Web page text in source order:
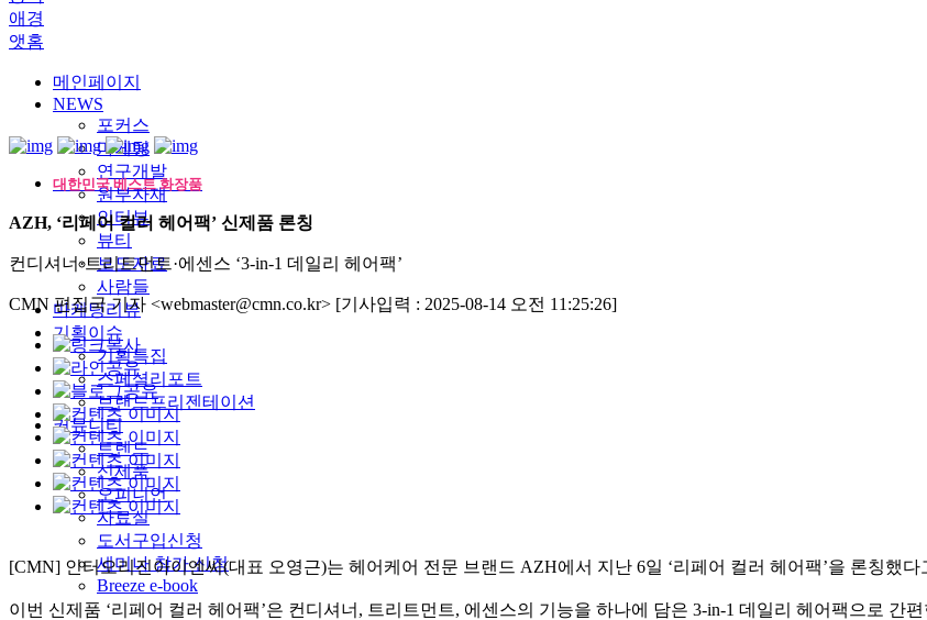
애경
앳홈
메인페이지
NEWS
포커스
마케팅
연구개발
원부자재
인터뷰
뷰티
보도자료
사람들
마케팅리뷰
기획이슈
기획특집
스페셜리포트
브랜드프리젠테이션
커뮤니티
트렌드
신제품
오피니언
자료실
도서구입신청
세미나 참가 신청
Breeze e-book
대한민국 베스트 화장품
AZH, ‘리페어 컬러 헤어팩’ 신제품 론칭
컨디셔너·트리트먼트·에센스 ‘3-in-1 데일리 헤어팩’
CMN 편집국 기자 <webmaster@cmn.co.kr> [기사입력 : 2025-08-14 오전 11:25:26]
[CMN] 인터오리진아이엔씨(대표 오영근)는 헤어케어 전문 브랜드 AZH에서 지난 6일 ‘리페어 컬러 헤어팩’을 론칭했다
이번 신제품 ‘리페어 컬러 헤어팩’은 컨디셔너, 트리트먼트, 에센스의 기능을 하나에 담은 3-in-1 데일리 헤어팩으로 간